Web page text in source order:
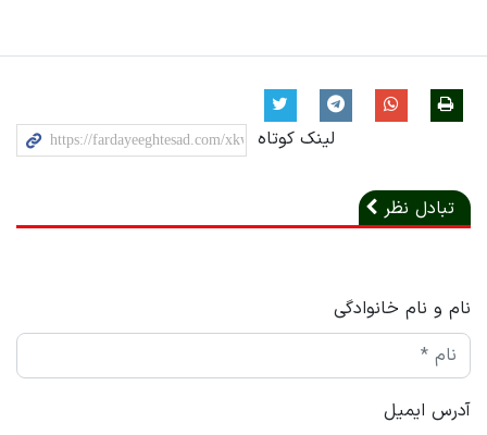
لینک کوتاه
تبادل نظر
نام و نام خانوادگی
آدرس ایمیل